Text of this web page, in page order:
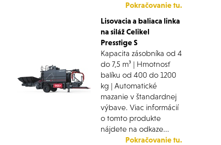
Pokračovanie tu.
Lisovacia a baliaca linka
na siláž Celikel
Presstige S
Kapacita zásobníka od 4
do 7,5 m³ | Hmotnosť
balíku od 400 do 1200
kg | Automatické
mazanie v štandardnej
výbave. Viac informácií
o tomto produkte
nájdete na odkaze...
Pokračovanie tu.